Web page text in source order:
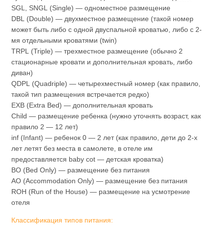
SGL, SNGL (Single) — одноместное размещение
DBL (Double) — двухместное размещение (такой номер
может быть либо с одной двуспальной кроватью, либо с 2-
мя отдельными кроватями (twin)
TRPL (Triple) — трехместное размещение (обычно 2
стационарные кровати и дополнительная кровать, либо
диван)
QDPL (Quadriple) — четырехместный номер (как правило,
такой тип размещения встречается редко)
EXB (Extra Bed) — дополнительная кровать
Child — размещение ребенка (нужно уточнять возраст, как
правило 2 — 12 лет)
inf (Infant) — ребенок 0 — 2 лет (как правило, дети до 2-х
лет летят без места в самолете, в отеле им
предоставляется baby cot — детская кроватка)
ВО (Bed Only) — размещение без питания
AO (Accommodation Only) — размещение без питания
ROH (Run of the House) — размещение на усмотрение
отеля
Классификация типов питания: